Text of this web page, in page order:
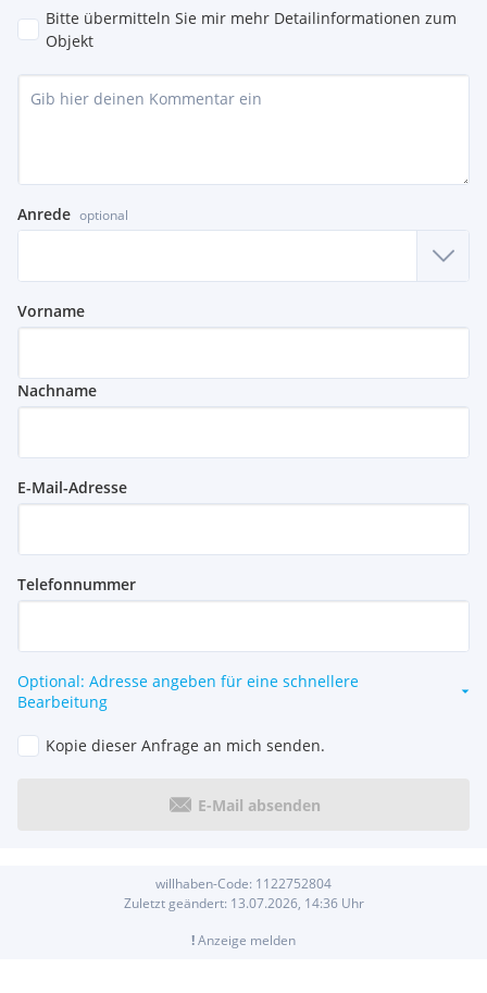
Bitte übermitteln Sie mir mehr Detailinformationen zum
Objekt
Anrede optional
Vorname
Nachname
E-Mail-Adresse
Telefonnummer
Optional: Adresse angeben für eine schnellere
Bearbeitung
Kopie dieser Anfrage an mich senden.
E-Mail absenden
willhaben-Code: 1122752804
Zuletzt geändert: 13.07.2026, 14:36Uhr
!Anzeige melden